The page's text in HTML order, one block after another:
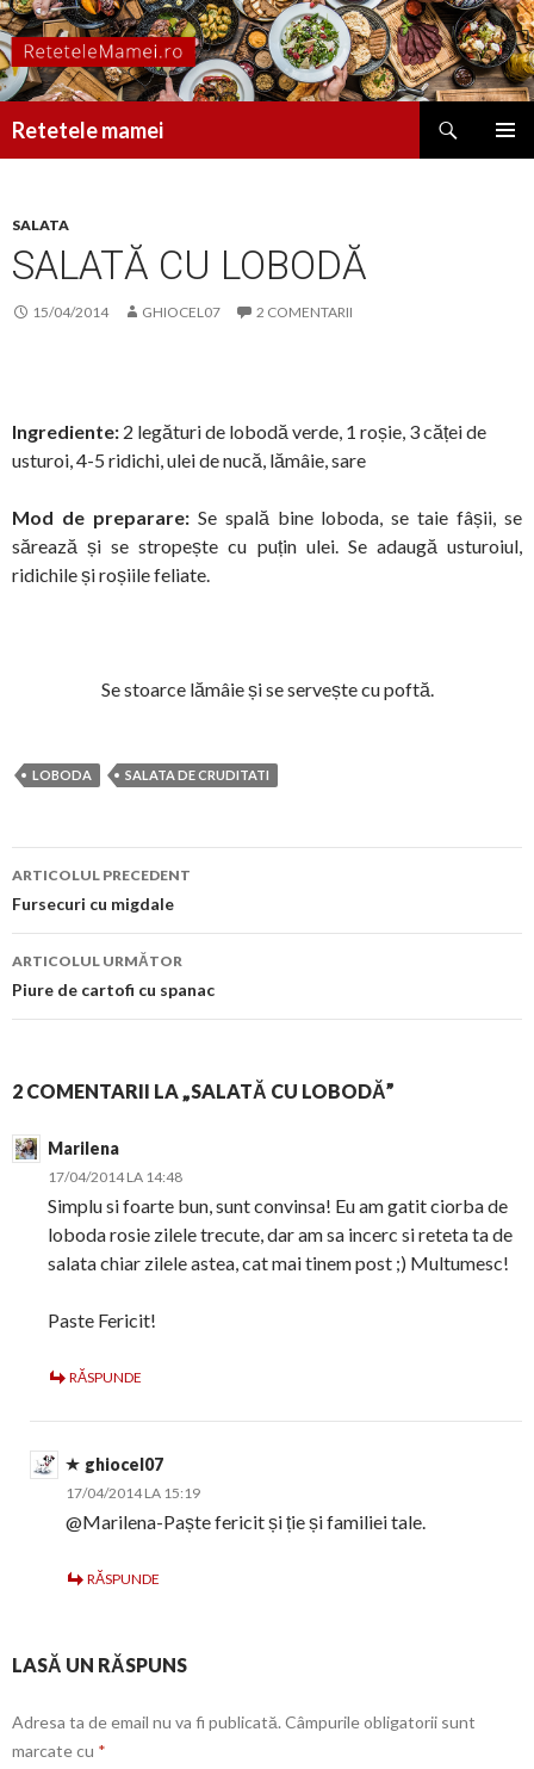
Retetele mamei
SALATA
SALATĂ CU LOBODĂ
15/04/2014 GHIOCEL07 2 COMENTARII
Ingrediente: 2 legături de lobodă verde, 1 roșie, 3 căței de
usturoi, 4-5 ridichi, ulei de nucă, lămâie, sare
Mod de preparare:Se spală bine loboda, se taie fâșii, se
sărează și se stropește cu puțin ulei. Se adaugă usturoiul,
ridichile și roșiile feliate.
Se stoarce lămâie și se servește cu poftă.
LOBODA SALATA DE CRUDITATI
Navigare
în
articol
ARTICOLUL PRECEDENT
Fursecuri cu migdale
ARTICOLUL URMĂTOR
Piure de cartofi cu spanac
2 COMENTARII LA „SALATĂ CU LOBODĂ”
Marilena
17/04/2014 LA 14:48
Simplu si foarte bun, sunt convinsa! Eu am gatit ciorba de
loboda rosie zilele trecute, dar am sa incerc si reteta ta de
salata chiar zilele astea, cat mai tinem post ;) Multumesc!
Paste Fericit!
RĂSPUNDE
ghiocel07
17/04/2014 LA 15:19
@Marilena-Paște fericit și ție și familiei tale.
RĂSPUNDE
LASĂ UN RĂSPUNS
Adresa ta de email nu va fi publicată. Câmpurile obligatorii sunt
marcate cu *